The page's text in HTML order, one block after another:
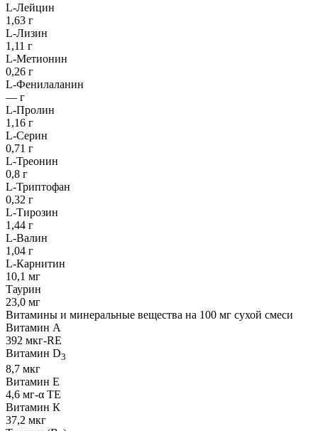
L-Лейцин
1,63 г
L-Лизин
1,11 г
L-Метионин
0,26 г
L-Фенилаланин
— г
L-Пролин
1,16 г
L-Серин
0,71 г
L-Треонин
0,8 г
L-Триптофан
0,32 г
L-Тирозин
1,44 г
L-Валин
1,04 г
L-Карнитин
10,1 мг
Таурин
23,0 мг
Витамины и минеральные вещества на 100 мг сухой смеси
Витамин А
392 мкг-RE
Витамин D3
8,7 мкг
Витамин Е
4,6 мг-α TE
Витамин К
37,2 мкг